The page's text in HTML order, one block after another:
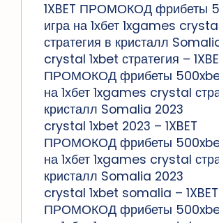
1XBET ПРОМОКОД фрибеты
игра на 1хбет 1xgames
стратегия в кристалл
crystal 1xbet стратегия –
ПРОМОКОД фрибеты
на 1хбет 1xgames crystal
кристалл Somalia 2023
crystal 1xbet 2023 – 1XBET
ПРОМОКОД фрибеты
на 1хбет 1xgames crystal
кристалл Somalia 2023
crystal 1xbet somalia – 1XBET
ПРОМОКОД фрибеты